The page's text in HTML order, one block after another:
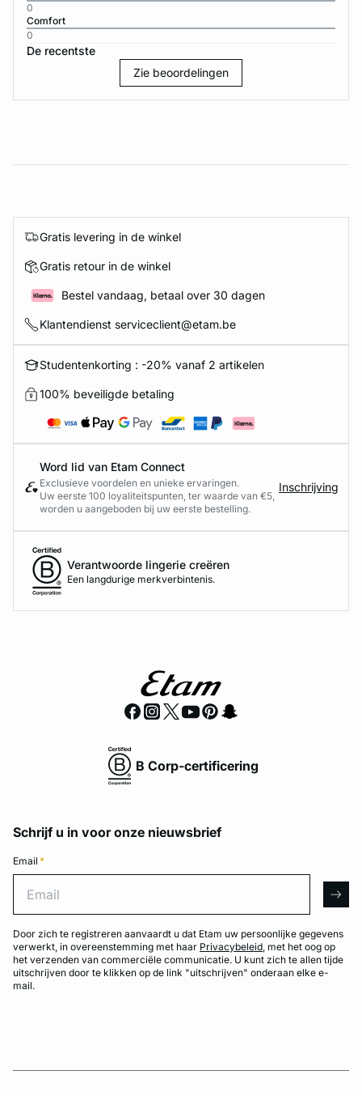
0
Comfort
0
De recentste
Zie beoordelingen
Gratis levering in de winkel
Gratis retour in de winkel
Bestel vandaag, betaal over 30 dagen
Klantendienst serviceclient@etam.be
Studentenkorting : -20% vanaf 2 artikelen
100% beveiligde betaling
Word lid van Etam Connect
Exclusieve voordelen en unieke ervaringen.
Uw eerste 100 loyaliteitspunten, ter waarde van €5,
worden u aangeboden bij uw eerste bestelling.
Inschrijving
Verantwoorde lingerie creëren
Een langdurige merkverbintenis.
B Corp-certificering
Schrijf u in voor onze nieuwsbrief
Email *
Door zich te registreren aanvaardt u dat Etam uw persoonlijke gegevens
verwerkt, in overeenstemming met haar Privacybeleid, met het oog op
het verzenden van commerciële communicatie. U kunt zich te allen tijde
uitschrijven door te klikken op de link "uitschrijven" onderaan elke e-
mail.